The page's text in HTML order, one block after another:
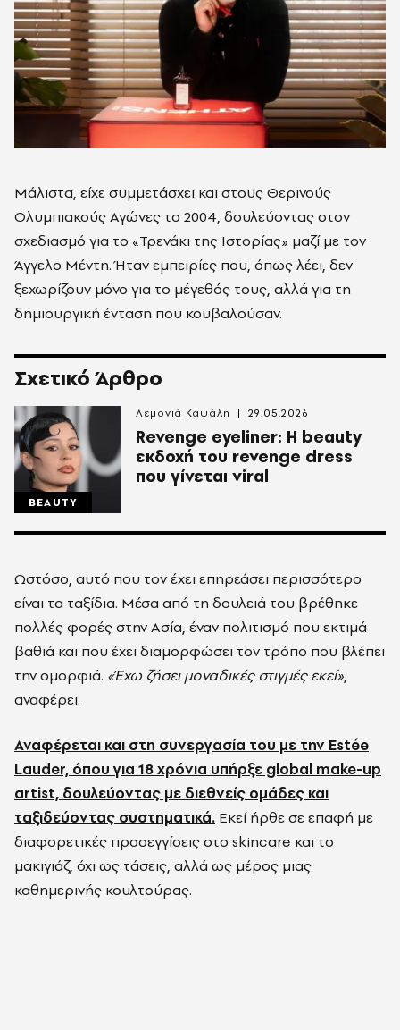
Μάλιστα, είχε συμμετάσχει και στους Θερινούς
Ολυμπιακούς Αγώνες το 2004, δουλεύοντας στον
σχεδιασμό για το «Τρενάκι της Ιστορίας» μαζί με τον
Άγγελο Μέντη. Ήταν εμπειρίες που, όπως λέει, δεν
ξεχωρίζουν μόνο για το μέγεθός τους, αλλά για τη
δημιουργική ένταση που κουβαλούσαν.
Σχετικό Άρθρο
BEAUTY
Revenge eyeliner: Η beauty
εκδοχή του revenge dress
που γίνεται viral
Λεμονιά Καψάλη 29.05.2026
Ωστόσο, αυτό που τον έχει επηρεάσει περισσότερο
είναι τα ταξίδια. Μέσα από τη δουλειά του βρέθηκε
πολλές φορές στην Ασία, έναν πολιτισμό που εκτιμά
βαθιά και που έχει διαμορφώσει τον τρόπο που βλέπει
την ομορφιά. «Έχω ζήσει μοναδικές στιγμές εκεί»,
αναφέρει.
Αναφέρεται και στη συνεργασία του με την Estée
Lauder, όπου για 18 χρόνια υπήρξε global make-up
artist, δουλεύοντας με διεθνείς ομάδες και
ταξιδεύοντας συστηματικά. Εκεί ήρθε σε επαφή με
διαφορετικές προσεγγίσεις στο skincare και το
μακιγιάζ, όχι ως τάσεις, αλλά ως μέρος μιας
καθημερινής κουλτούρας.